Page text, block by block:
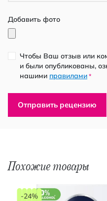
Добавить фото
Чтобы Ваш отзыв или
и были опубликованы,
нашими правилами *
Отправить рецензию
Похожие товары
-24%